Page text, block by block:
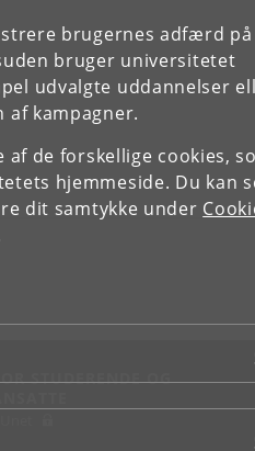
brugernes adfærd på
bruger universitetet
udvalgte uddannelser
af kampagner.
de forskellige cookies,
hjemmeside. Du kan
dit samtykke under
STUDERENDE OG